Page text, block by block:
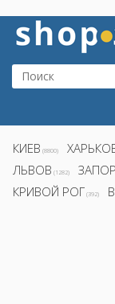
КИЕВ (8800)
ЛЬВОВ (1282)
КРИВОЙ РОГ (392)